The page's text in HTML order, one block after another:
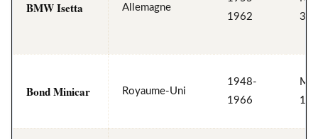
BMW Isetta Allemagne
1962
Bond Minicar Royaume-Uni
1948-
1966